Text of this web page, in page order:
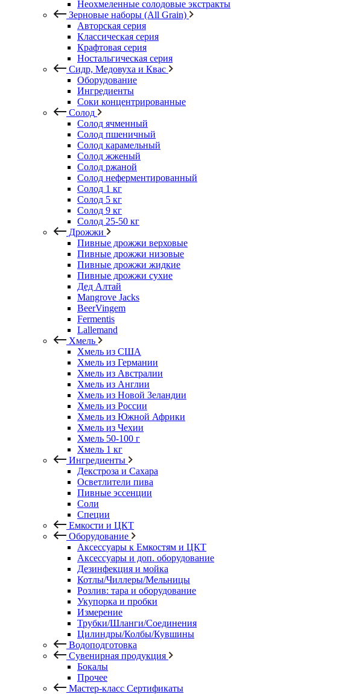
Неохмеленные солодовые экстракты
Зерновые наборы (All Grain)
Авторская серия
Классическая серия
Крафтовая серия
Ностальгическая серия
Сидр, Медовуха и Квас
Оборудование
Ингредиенты
Соки концентрированные
Солод
Солод ячменный
Солод пшеничный
Солод карамельный
Солод жженый
Солод ржаной
Солод неферментированный
Солод 1 кг
Солод 5 кг
Солод 9 кг
Солод 25-50 кг
Дрожжи
Пивные дрожжи верховые
Пивные дрожжи низовые
Пивные дрожжи жидкие
Пивные дрожжи сухие
Дед Алтай
Mangrove Jacks
BeerVingem
Fermentis
Lallemand
Хмель
Хмель из США
Хмель из Германии
Хмель из Австралии
Хмель из Англии
Хмель из Новой Зеландии
Хмель из России
Хмель из Южной Африки
Хмель из Чехии
Хмель 50-100 г
Хмель 1 кг
Ингредиенты
Декстроза и Сахара
Осветлители пива
Пивные эссенции
Соли
Специи
Емкости и ЦКТ
Оборудование
Аксессуары к Емкостям и ЦКТ
Аксессуары и доп. оборудование
Дезинфекция и мойка
Котлы/Чиллеры/Мельницы
Розлив: тара и оборудование
Укупорка и пробки
Измерение
Трубки/Шланги/Соединения
Цилиндры/Колбы/Кувшины
Водоподготовка
Сувенирная продукция
Бокалы
Прочее
Мастер-класс Сертификаты